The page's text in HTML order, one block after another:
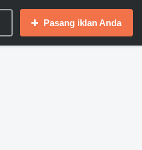
Pasang iklan Anda